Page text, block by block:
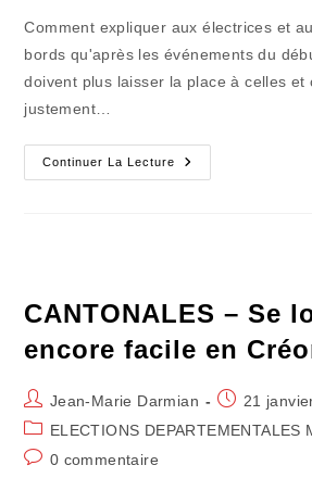
Comment expliquer aux électrices et
bords qu'après les événements du
doivent plus laisser la place à celles et
justement…
Continuer La Lecture
CANTONALES.-
Le
CANTONALES – Se
encore facile en
Auteur/autrice
de
publication :
Jean-Marie Darmian
Publication
publiée :
21
Post
category:
ELECTIONS DEPARTEMENTALES
Commentaires
0 commentaire